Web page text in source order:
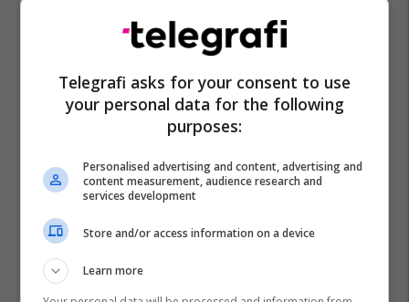
Telegrafi asks for your consent to use
your personal data for the following
purposes:
Personalised advertising and content, advertising and
content measurement, audience research and
services development
Store and/or access information on a device
Learn more